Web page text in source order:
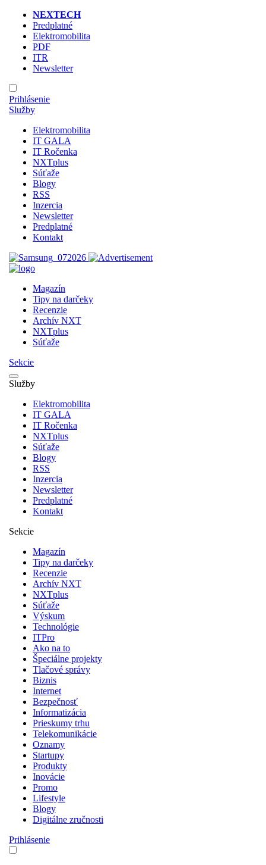
NEXTECH
Predplatné
Elektromobilita
PDF
ITR
Newsletter
Prihlásenie
Služby
Elektromobilita
IT GALA
IT Ročenka
NXTplus
Súťaže
Blogy
RSS
Inzercia
Newsletter
Predplatné
Kontakt
Magazín
Tipy na darčeky
Recenzie
Archív NXT
NXTplus
Súťaže
Sekcie
Služby
Elektromobilita
IT GALA
IT Ročenka
NXTplus
Súťaže
Blogy
RSS
Inzercia
Newsletter
Predplatné
Kontakt
Sekcie
Magazín
Tipy na darčeky
Recenzie
Archív NXT
NXTplus
Súťaže
Výskum
Technológie
ITPro
Ako na to
Špeciálne projekty
Tlačové správy
Biznis
Internet
Bezpečnosť
Informatizácia
Prieskumy trhu
Telekomunikácie
Oznamy
Startupy
Produkty
Inovácie
Promo
Lifestyle
Blogy
Digitálne zručnosti
Prihlásenie